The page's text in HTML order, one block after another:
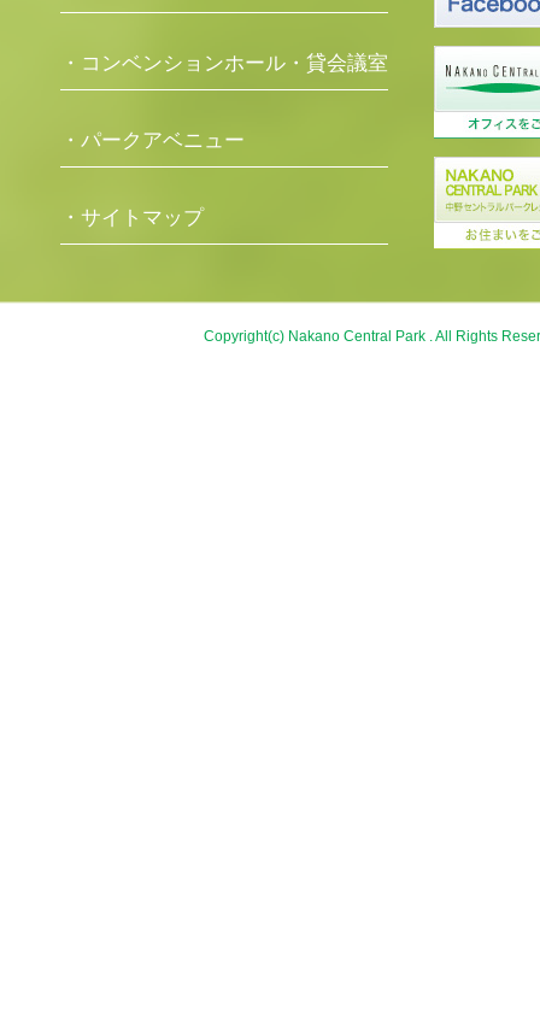
・コンベンションホール・貸会議室
・パークアベニュー
・サイトマップ
Copyright(c) Nakano Central Park . All Rights